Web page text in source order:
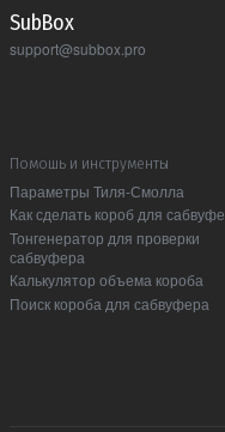
Sub Box
support@subbox.pro
Помошь и инструменты
Параметры Тиля-Смолла
Как сделать короб для
Тонгенератор для проверки
сабвуфера
Калькулятор объема короба
Поиск короба для сабвуфера